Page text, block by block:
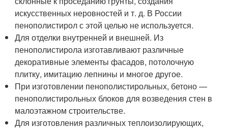
искусственных неровностей и т. д. В России
пенополистирол с этой целью не используется.
Для отделки внутренней и внешней. Из
пенополистирола изготавливают различные
декоративные элементы фасадов, потолочную
плитку, имитацию лепнины и многое другое.
При изготовлении пенополистирольных, бетоно —
пенополистирольных блоков для возведения стен в
малоэтажном строительстве.
Для изготовления различных теплоизолирующих,